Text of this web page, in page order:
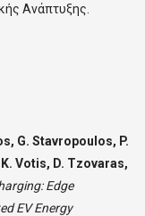
Ανάπτυξης.
G. Stavropoulos, P.
Votis, D. Tzovaras,
Edge
EV Energy